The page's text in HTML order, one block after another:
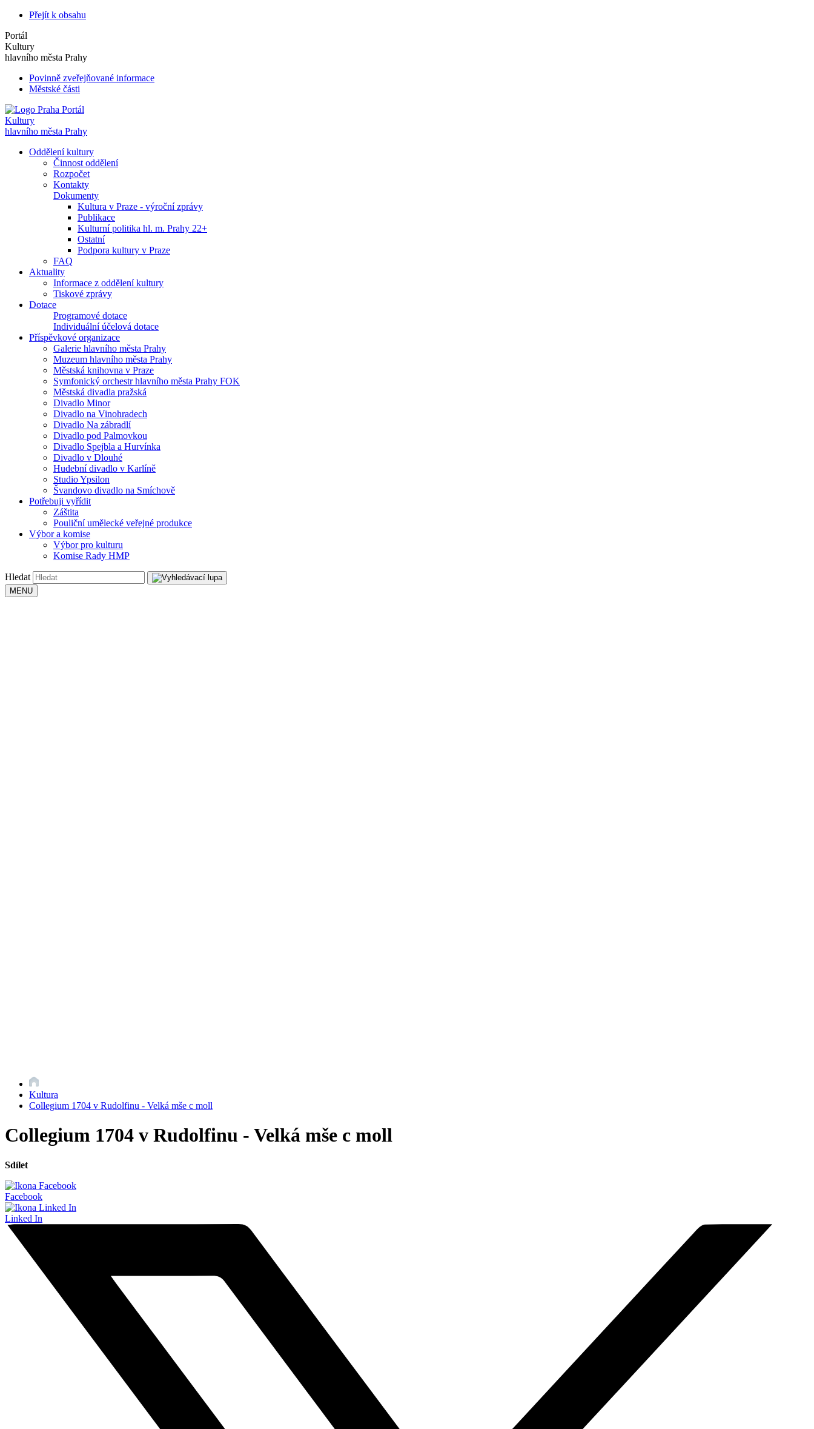
Přejít k obsahu
Portál
Kultury
hlavního města Prahy
Povinně zveřejňované informace
Městské části
Portál
Kultury
hlavního města Prahy
Oddělení kultury
Činnost oddělení
Rozpočet
Kontakty
Dokumenty
Kultura v Praze - výroční zprávy
Publikace
Kulturní politika hl. m. Prahy 22+
Ostatní
Podpora kultury v Praze
FAQ
Aktuality
Informace z oddělení kultury
Tiskové zprávy
Dotace
Programové dotace
Individuální účelová dotace
Příspěvkové organizace
Galerie hlavního města Prahy
Muzeum hlavního města Prahy
Městská knihovna v Praze
Symfonický orchestr hlavního města Prahy FOK
Městská divadla pražská
Divadlo Minor
Divadlo na Vinohradech
Divadlo Na zábradlí
Divadlo pod Palmovkou
Divadlo Spejbla a Hurvínka
Divadlo v Dlouhé
Hudební divadlo v Karlíně
Studio Ypsilon
Švandovo divadlo na Smíchově
Potřebuji vyřídit
Záštita
Pouliční umělecké veřejné produkce
Výbor a komise
Výbor pro kulturu
Komise Rady HMP
Hledat
MENU
Kultura
Collegium 1704 v Rudolfinu - Velká mše c moll
Collegium 1704 v Rudolfinu - Velká mše c moll
Sdílet
Facebook
Linked In